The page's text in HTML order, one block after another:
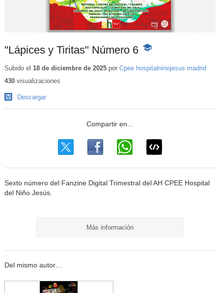
"Lápices y Tiritas" Número 6 -
educativo
Subido el 18 de diciembre de 2025por Cpee hospitalninojesus madrid
430visualizaciones
Descargar
Sexto número del Fanzine Digital Trimestral del AH CPEE Hospital
del Niño Jesús.
Más información
Del mismo autor…